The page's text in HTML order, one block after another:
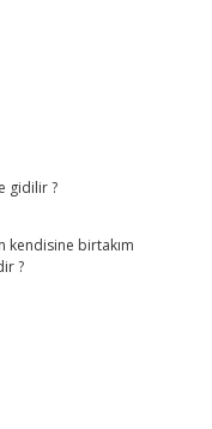
gidilir ?
kendisine birtakım
?